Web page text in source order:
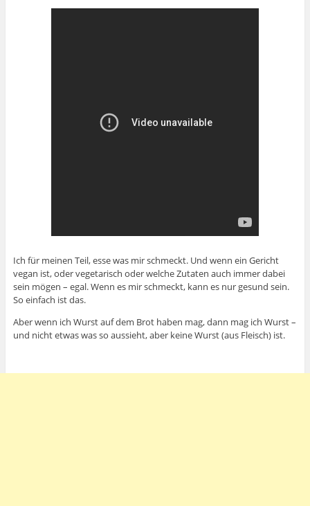
Ich für meinen Teil, esse was mir schmeckt. Und wenn ein Gericht
vegan ist, oder vegetarisch oder welche Zutaten auch immer dabei
sein mögen – egal. Wenn es mir schmeckt, kann es nur gesund sein.
So einfach ist das.
Aber wenn ich Wurst auf dem Brot haben mag, dann mag ich Wurst –
und nicht etwas was so aussieht, aber keine Wurst (aus Fleisch) ist.